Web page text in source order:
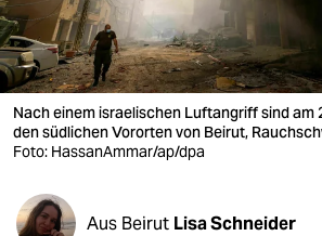
wahrheit
verlag
verlag
shop
Nach einem israelischen Luftangriff sind am
den südlichen Vororten von Beirut,
Foto: HassanAmmar/ap/dpa
Aus Beirut Lisa Schneider